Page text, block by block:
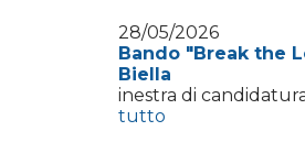
28/05/2026
Bando "Break the
Biella
inestra di
tutto